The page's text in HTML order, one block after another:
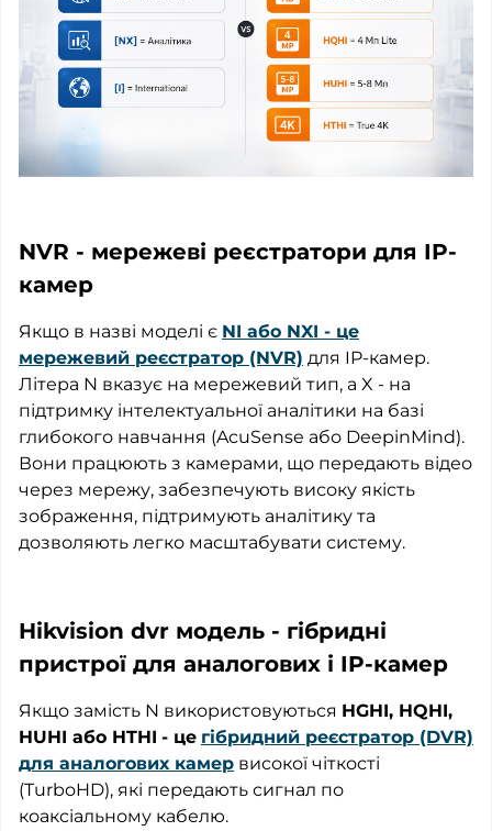
NVR - мережеві реєстратори для IP-
камер
Якщо в назві моделі є NI або NXI - це
мережевий реєстратор (NVR) для IP-камер.
Літера N вказує на мережевий тип, а X - на
підтримку інтелектуальної аналітики на базі
глибокого навчання (AcuSense або DeepinMind).
Вони працюють з камерами, що передають відео
через мережу, забезпечують високу якість
зображення, підтримують аналітику та
дозволяють легко масштабувати систему.
Hikvision dvr модель - гібридні
пристрої для аналогових і IP-камер
Якщо замість N використовуються HGHI, HQHI,
HUHI або HTHI - це гібридний реєстратор (DVR)
для аналогових камер високої чіткості
(TurboHD), які передають сигнал по
коаксіальному кабелю.